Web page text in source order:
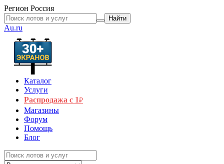
Регион Россия
Найти
Au.ru
Каталог
Услуги
Распродажа с 1₽
Магазины
Форум
Помощь
Блог